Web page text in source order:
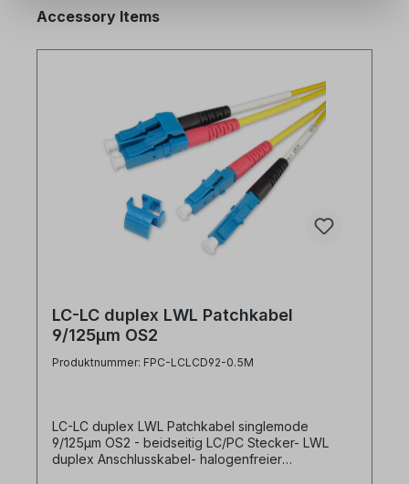
Produktgalerie überspringen
Accessory Items
LC-LC duplex LWL Patchkabel
9/125µm OS2
Produktnummer: FPC-LCLCD92-0.5M
LC-LC duplex LWL Patchkabel singlemode
9/125µm OS2 - beidseitig LC/PC Stecker- LWL
duplex Anschlusskabel- halogenfreier